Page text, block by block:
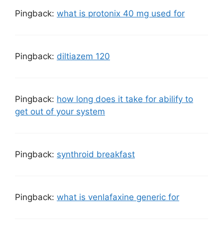
Pingback: what is protonix 40 mg used for
Pingback: diltiazem 120
Pingback: how long does it take for abilify to
get out of your system
Pingback: synthroid breakfast
Pingback: what is venlafaxine generic for